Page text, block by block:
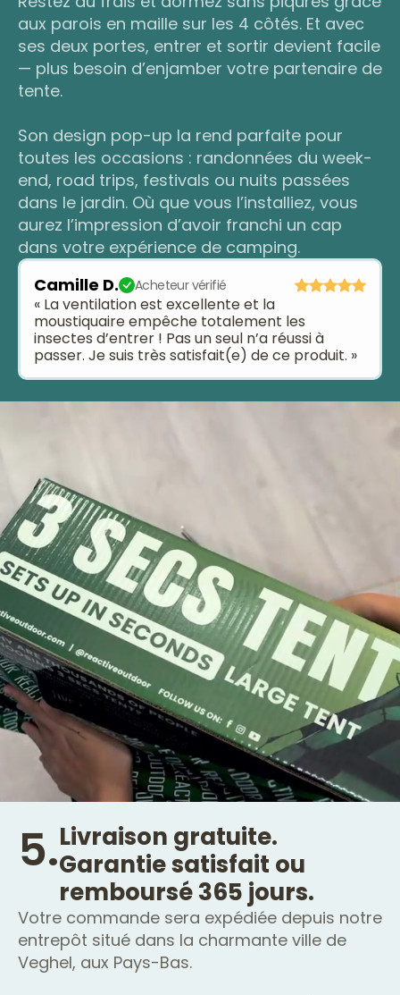
aux parois en maille sur les 4 côtés. Et avec
ses deux portes, entrer et sortir devient facile
— plus besoin d’enjamber votre partenaire de
tente.
Son design pop-up la rend parfaite pour
toutes les occasions : randonnées du week-
end, road trips, festivals ou nuits passées
dans le jardin. Où que vous l’installiez, vous
aurez l’impression d’avoir franchi un cap
dans votre expérience de camping.
Camille D.
Acheteur vérifié
« La ventilation est excellente et la
moustiquaire empêche totalement les
insectes d’entrer ! Pas un seul n’a réussi à
passer. Je suis très satisfait(e) de ce produit. »
5.Livraison gratuite.
Garantie satisfait ou
remboursé 365 jours.
Votre commande sera expédiée depuis notre
entrepôt situé dans la charmante ville de
Veghel, aux Pays-Bas.